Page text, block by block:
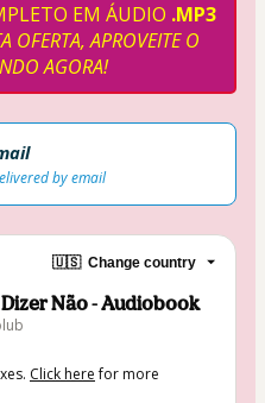
EM ÁUDIO .MP3
OFERTA, APROVEITE O
AGORA!
by email
🇺🇸 Change country
Não - Audiobook
Click herefor more